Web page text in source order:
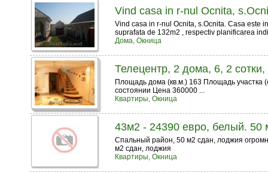
Vind casa in r-nul Ocnita,
Vind casa in r-nul Ocnita, s.Ocnita. Casa este
suprafata de 132m2 , respectiv planificarea
Дома, Окница
Телецентр, 2 дома, 6, 2
Площадь дома (кв.м.) 163 Площадь участка
состоянии Цена 360000 ...
Квартиры, Окница
43м2 - 24390 евро, белый. 50
Спальный район, 50 м2 сдан, лоджия
м2 сдан, лоджия
Квартиры, Окница